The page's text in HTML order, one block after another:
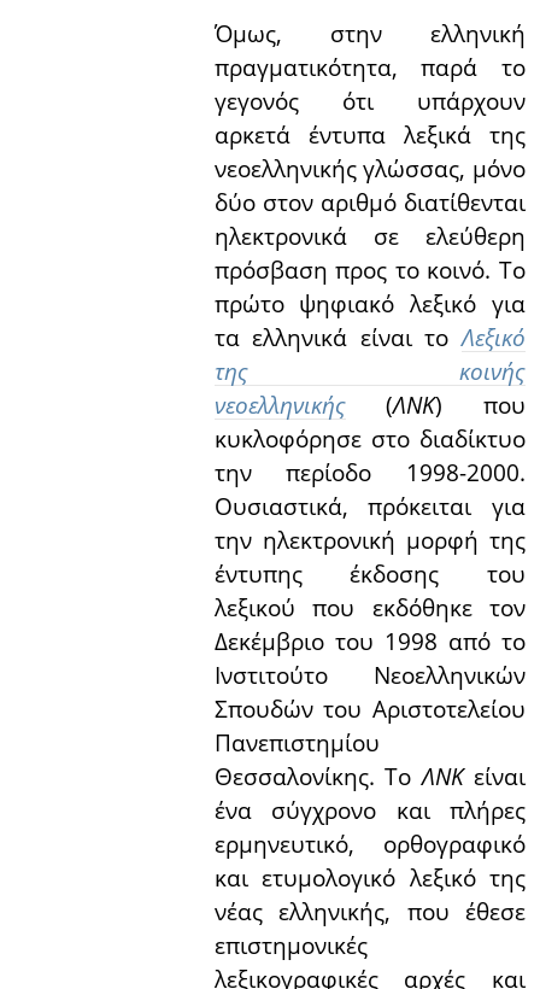
Όμως, στην ελληνική
πραγματικότητα, παρά το
γεγονός ότι υπάρχουν
αρκετά έντυπα λεξικά της
νεοελληνικής γλώσσας, μόνο
δύο στον αριθμό διατίθενται
ηλεκτρονικά σε ελεύθερη
πρόσβαση προς το κοινό. Το
πρώτο ψηφιακό λεξικό για
τα ελληνικά είναι τοΛεξικό
της κοινής
νεοελληνικής(ΛΝΚ) που
κυκλοφόρησε στο διαδίκτυο
την περίοδο 1998-2000.
Ουσιαστικά, πρόκειται για
την ηλεκτρονική μορφή της
έντυπης έκδοσης του
λεξικού που εκδόθηκε τον
Δεκέμβριο του 1998 από το
Ινστιτούτο Νεοελληνικών
Σπουδών του Αριστοτελείου
Πανεπιστημίου
Θεσσαλονίκης. ΤοΛΝΚείναι
ένα σύγχρονο και πλήρες
ερμηνευτικό, ορθογραφικό
και ετυμολογικό λεξικό της
νέας ελληνικής, που έθεσε
επιστημονικές
λεξικογραφικές αρχές και